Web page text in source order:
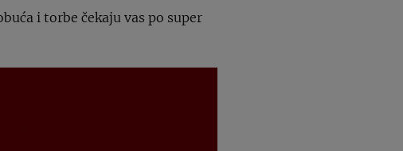
i torbe čekaju vas po super